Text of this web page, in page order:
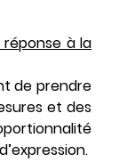
à la
de prendre
et des